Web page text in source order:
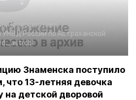
Происшествия
России по Астраханской
Знаменска поступило
что 13-летняя девочка
на детской дворовой